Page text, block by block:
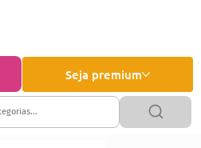
Seja premium